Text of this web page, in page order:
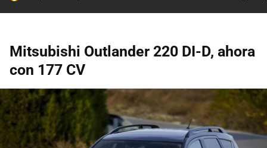
Mitsubishi Outlander 220 DI-D, ahora
con 177 CV